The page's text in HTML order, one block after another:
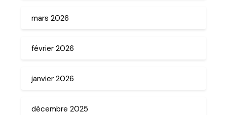
mars 2026
février 2026
janvier 2026
décembre 2025